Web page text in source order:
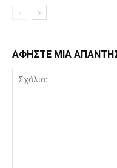
ΑΦΗΣΤΕ ΜΙΑ